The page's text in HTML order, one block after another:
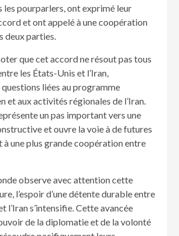
les pourparlers, ont exprimé leur
et ont appelé à une coopération
deux parties.
que cet accord ne résout pas tous
les États-Unis et l’Iran,
liées au programme
et aux activités régionales de l’Iran.
un pas important vers une
et ouvre la voie à de futures
à une plus grande coopération entre
observe avec attention cette
l’espoir d’une détente durable entre
l’Iran s’intensifie. Cette avancée
de la diplomatie et de la volonté